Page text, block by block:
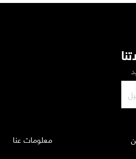
معلومات عنا